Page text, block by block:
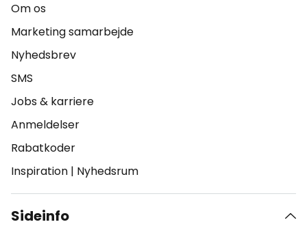
Om os
Marketing samarbejde
Nyhedsbrev
SMS
Jobs & karriere
Anmeldelser
Rabatkoder
Inspiration | Nyhedsrum
Sideinfo